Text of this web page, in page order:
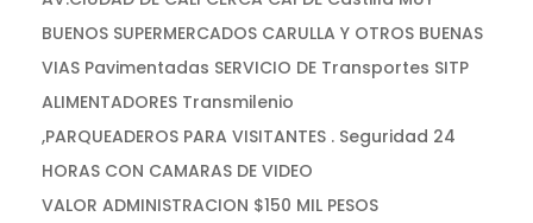
BUENOS SUPERMERCADOS CARULLA Y OTROS BUENAS
VIAS Pavimentadas SERVICIO DE Transportes SITP
ALIMENTADORES Transmilenio
,PARQUEADEROS PARA VISITANTES . Seguridad 24
HORAS CON CAMARAS DE VIDEO
VALOR ADMINISTRACION $150 MIL PESOS